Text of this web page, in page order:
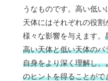
うなものです。高い低
天体にはそれぞれの役割
様々な影響を与えます。
高い天体と低い天体の
自身をより深く理解し
のヒントを得ることがで